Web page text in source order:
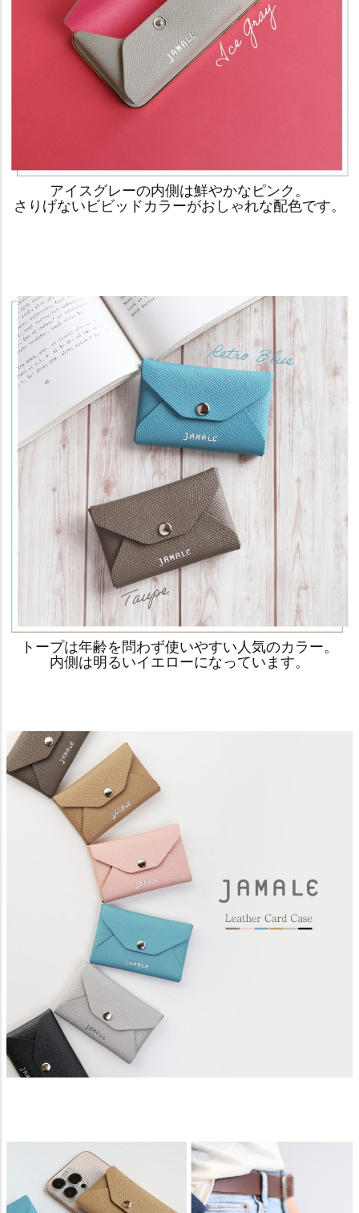
アイスグレーの内側は鮮やかなピンク。
さりげないビビッドカラーがおしゃれな配色です。
トープは年齢を問わず使いやすい人気のカラー。
内側は明るいイエローになっています。